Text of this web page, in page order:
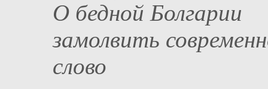
О бедной Болгарии
замолвить
слово